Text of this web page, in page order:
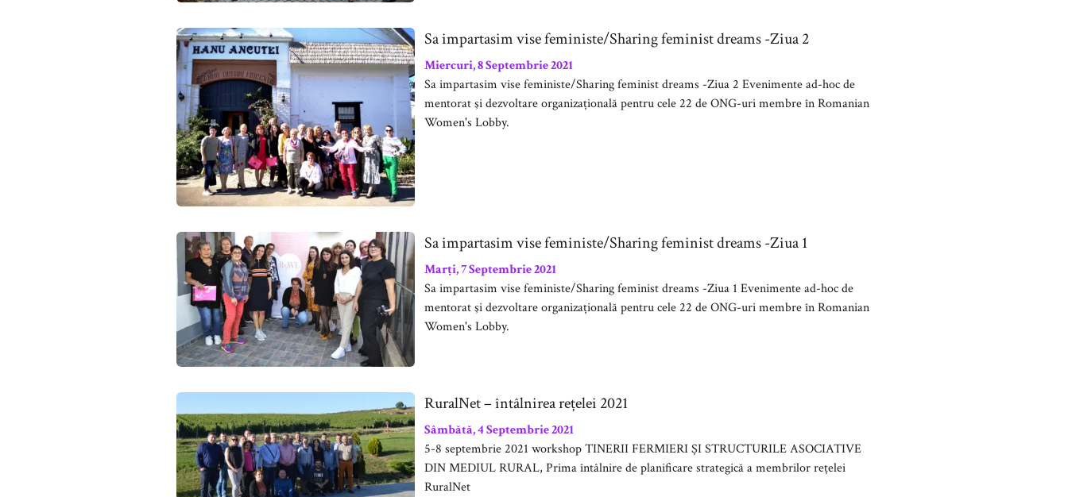
Sa impartasim vise feministe/Sharing feminist dreams -Ziua 2
Miercuri, 8 Septembrie 2021
Sa impartasim vise feministe/Sharing feminist dreams -Ziua 2 Evenimente ad-hoc de
mentorat şi dezvoltare organizațională pentru cele 22 de ONG-uri membre în Romanian
Women's Lobby.
Sa impartasim vise feministe/Sharing feminist dreams -Ziua 1
Marți, 7 Septembrie 2021
Sa impartasim vise feministe/Sharing feminist dreams -Ziua 1 Evenimente ad-hoc de
mentorat şi dezvoltare organizațională pentru cele 22 de ONG-uri membre în Romanian
Women's Lobby.
RuralNet – întâlnirea rețelei 2021
Sâmbătă, 4 Septembrie 2021
5-8 septembrie 2021 workshop TINERII FERMIERI ȘI STRUCTURILE ASOCIATIVE
DIN MEDIUL RURAL, Prima întâlnire de planificare strategică a membrilor rețelei
RuralNet